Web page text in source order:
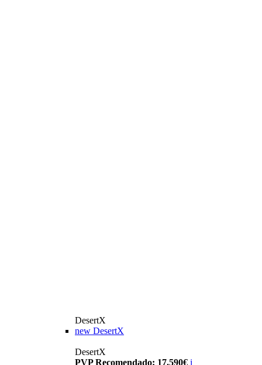
DesertX
new DesertX
DesertX
PVP Recomendado: 17.590€ i